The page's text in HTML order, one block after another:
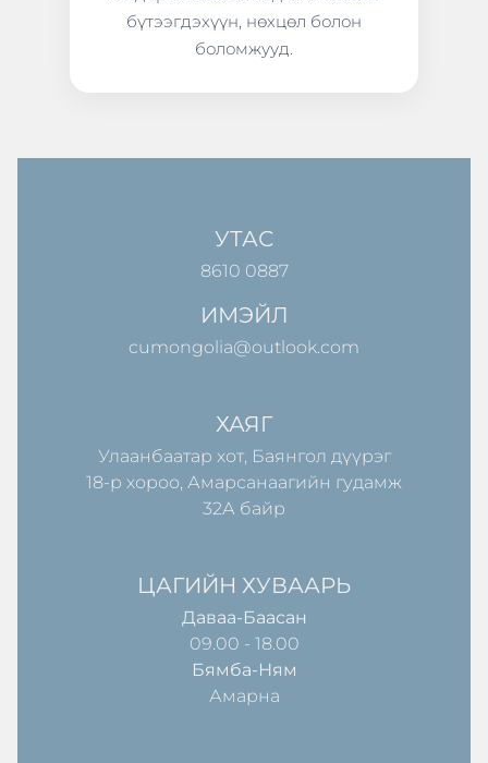
бүтээгдэхүүн, нөхцөл болон
боломжууд.
УТАС
8610 0887
ИМЭЙЛ
cumongolia@outlook.com
ХАЯГ
Улаанбаатар хот, Баянгол дүүрэг
18-р хороо, Амарсанаагийн гудамж
32А байр
ЦАГИЙН ХУВААРЬ
Даваа-Баасан
09.00 - 18.00
Бямба-Ням
Амарна